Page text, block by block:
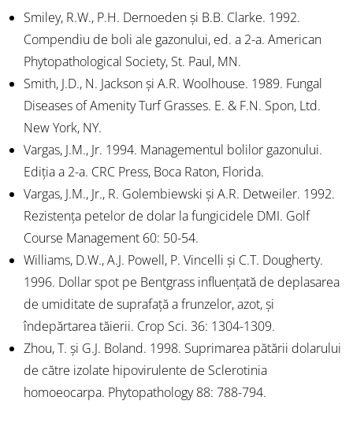
Smiley, R.W., P.H. Dernoeden și B.B. Clarke. 1992.
Compendiu de boli ale gazonului, ed. a 2-a. American
Phytopathological Society, St. Paul, MN.
Smith, J.D., N. Jackson și A.R. Woolhouse. 1989. Fungal
Diseases of Amenity Turf Grasses. E. & F.N. Spon, Ltd.
New York, NY.
Vargas, J.M., Jr. 1994. Managementul bolilor gazonului.
Ediția a 2-a. CRC Press, Boca Raton, Florida.
Vargas, J.M., Jr., R. Golembiewski și A.R. Detweiler. 1992.
Rezistența petelor de dolar la fungicidele DMI. Golf
Course Management 60: 50-54.
Williams, D.W., A.J. Powell, P. Vincelli și C.T. Dougherty.
1996. Dollar spot pe Bentgrass influențată de deplasarea
de umiditate de suprafață a frunzelor, azot, și
îndepărtarea tăierii. Crop Sci. 36: 1304-1309.
Zhou, T. și G.J. Boland. 1998. Suprimarea pătării dolarului
de către izolate hipovirulente de Sclerotinia
homoeocarpa. Phytopathology 88: 788-794.